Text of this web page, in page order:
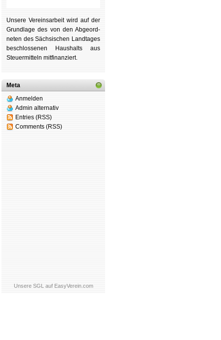
Unsere Ver­eins­ar­beit wird auf der
Grund­lage des von den Ab­ge­ord­
ne­ten des Säch­si­schen Land­tages
be­schlos­se­nen Haus­halts aus
Steu­er­mitteln mit­fi­nan­ziert.
Meta
Anmelden
Admin alternativ
Entries (RSS)
Comments (RSS)
Unsere SGL auf EasyVerein.com